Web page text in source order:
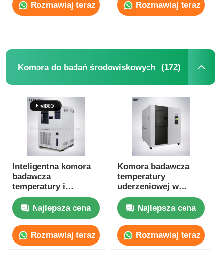
Rozmawiaj teraz Rozmawiaj teraz
Komora do badań środowiskowych (172)
Inteligentna komora
badawcza
temperatury i
wilgotności Łatwo
obsługiwana komora
badawcza
klimatyczna
Najlepsza cena
Rozmawiaj teraz
Komora badawcza
temperatury
uderzeniowej w
dwóch strefach z
niezależną kontrolą
wilgotności
Najlepsza cena
Rozmawiaj teraz